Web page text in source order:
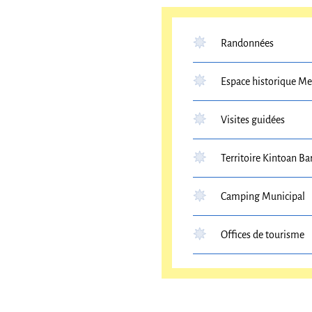
Randonnées
Espace historique
Visites guidées
Territoire Kintoan
Camping Municipal
Offices de tourisme